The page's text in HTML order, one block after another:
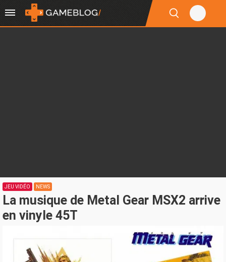
JEU VIDÉO NEWS
La musique de Metal Gear MSX2 arrive
en vinyle 45T